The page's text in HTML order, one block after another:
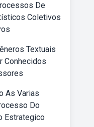
De
Coletivos
Textuais
Conhecidos
As Varias
Do
Estrategico